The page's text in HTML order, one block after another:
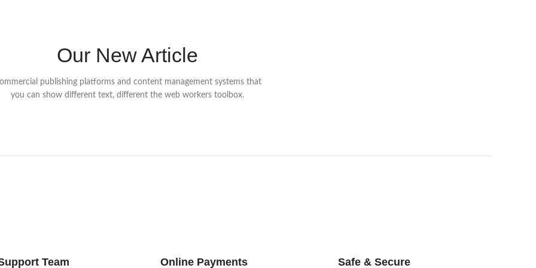
Our New Article
publishing platforms and content management systems that
you can show different text, different the web workers toolbox.
Team Online Payments Safe & Secure